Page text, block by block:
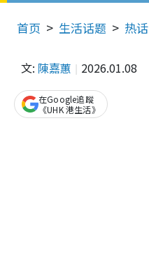
首页 生活话题 热话
文: 陳嘉蕙 2026.01.08
在Google追蹤
《UHK 港生活》